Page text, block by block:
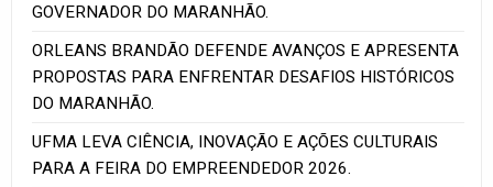
GOVERNADOR DO MARANHÃO.
ORLEANS BRANDÃO DEFENDE AVANÇOS E APRESENTA
PROPOSTAS PARA ENFRENTAR DESAFIOS HISTÓRICOS
DO MARANHÃO.
UFMA LEVA CIÊNCIA, INOVAÇÃO E AÇÕES CULTURAIS
PARA A FEIRA DO EMPREENDEDOR 2026.